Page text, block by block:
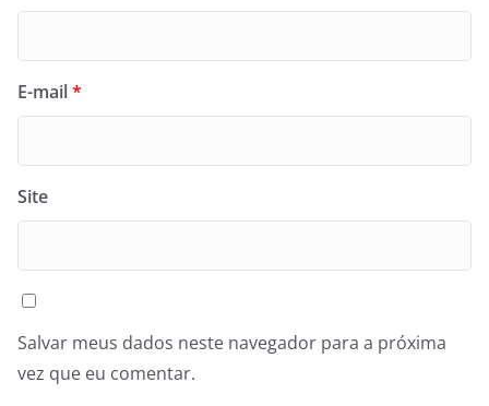
E-mail*
Site
Salvar meus dados neste navegador para a próxima
vez que eu comentar.